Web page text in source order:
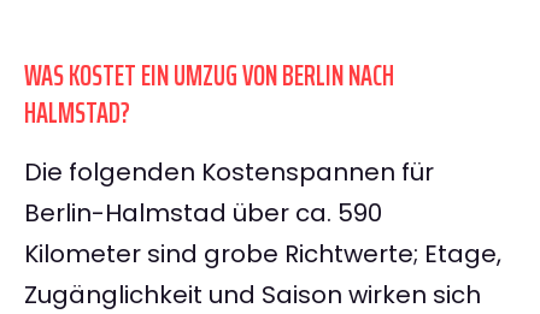
WAS KOSTET EIN UMZUG VON BERLIN NACH
HALMSTAD?
Die folgenden Kostenspannen für
Berlin-Halmstad über ca. 590
Kilometer sind grobe Richtwerte; Etage,
Zugänglichkeit und Saison wirken sich